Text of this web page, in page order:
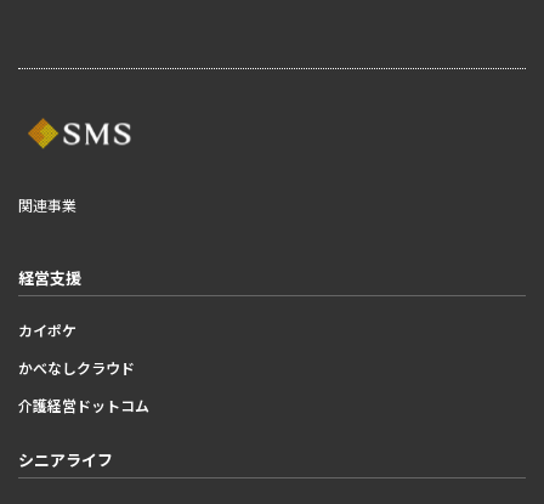
関連事業
経営支援
カイポケ
かべなしクラウド
介護経営ドットコム
シニアライフ